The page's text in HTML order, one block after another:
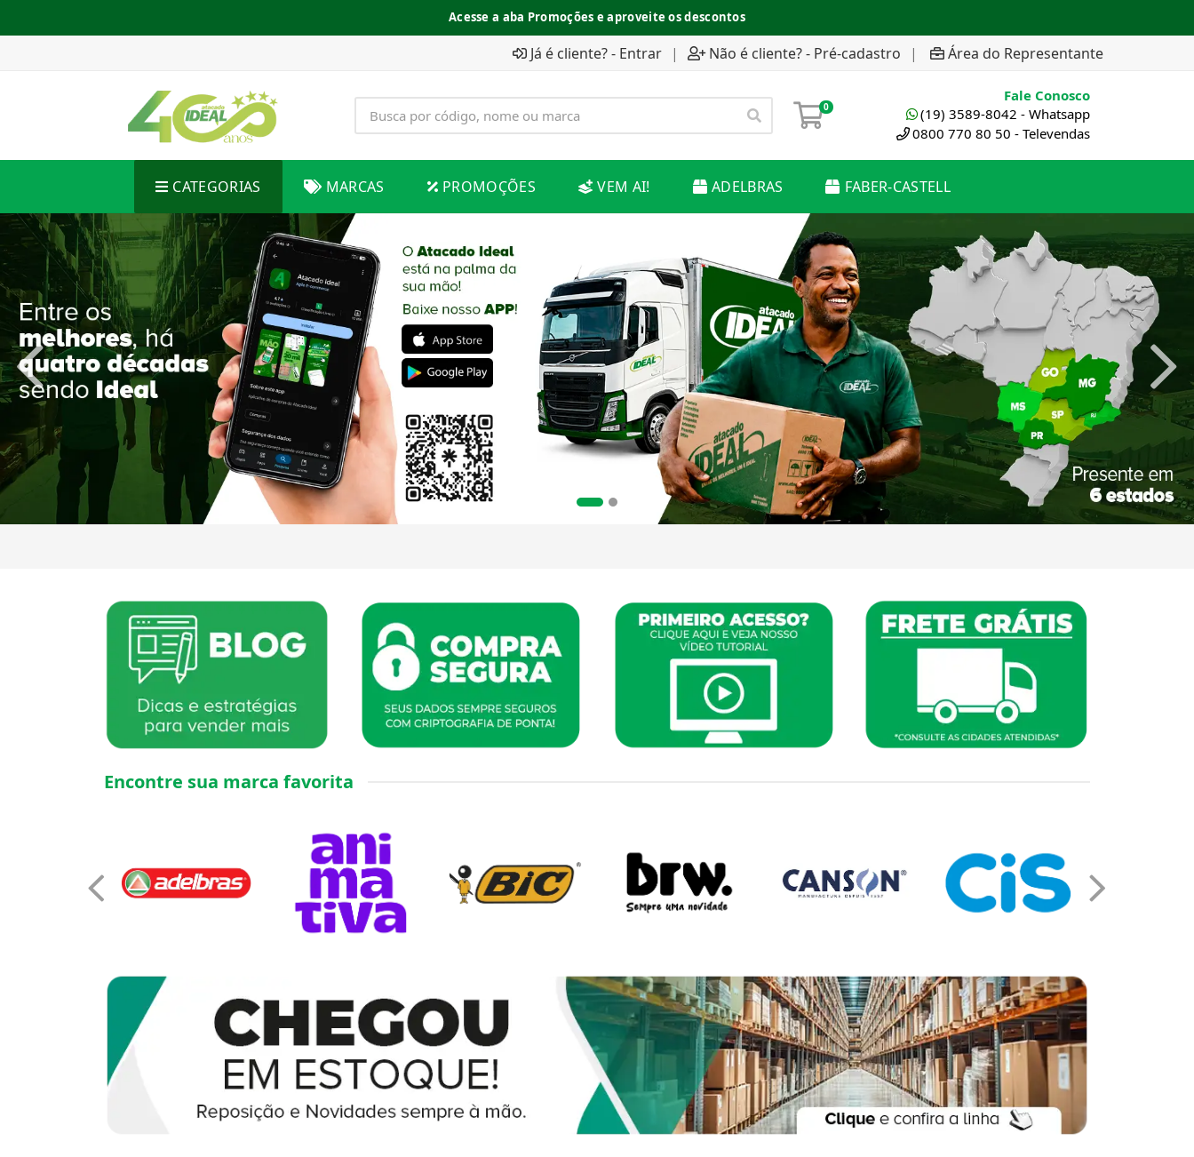
Acesse a aba Promoções e aproveite os descontos
Já é cliente? - Entrar | Não é cliente? - Pré-cadastro | Área do Representante
0
Fale Conosco
(19) 3589-8042 - Whatsapp
0800 770 80 50 - Televendas
CATEGORIAS MARCAS PROMOÇÕES VEM AI! ADELBRAS FABER-CASTELL
Encontre sua marca favorita